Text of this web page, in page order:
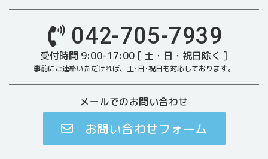
042-705-7939
受付時間 9:00-17:00 [ 土・日・祝日除く ]
事前にご連絡いただければ、土･日･祝日も対応しております。
メールでのお問い合わせ
お問い合わせフォーム